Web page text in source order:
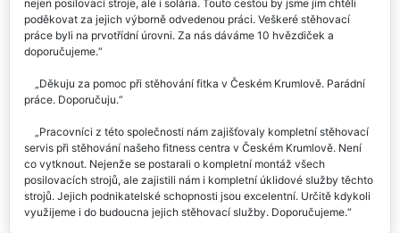
kompletní stěhování naší posilovny v Českém Krumlově. Stěhovali
nejen posilovací stroje, ale i solária. Touto cestou by jsme jim chtěli
poděkovat za jejich výborně odvedenou práci. Veškeré stěhovací
práce byli na prvotřídní úrovni. Za nás dáváme 10 hvězdiček a
Děkuju za pomoc při stěhování fitka v Českém Krumlově. Parádní
Pracovníci z této společnosti nám zajišťovaly kompletní stěhovací
servis při stěhování našeho fitness centra v Českém Krumlově. Není
co vytknout. Nejenže se postarali o kompletní montáž všech
posilovacích strojů, ale zajistili nám i kompletní úklidové služby těchto
strojů. Jejich podnikatelské schopnosti jsou excelentní. Určitě kdykoli